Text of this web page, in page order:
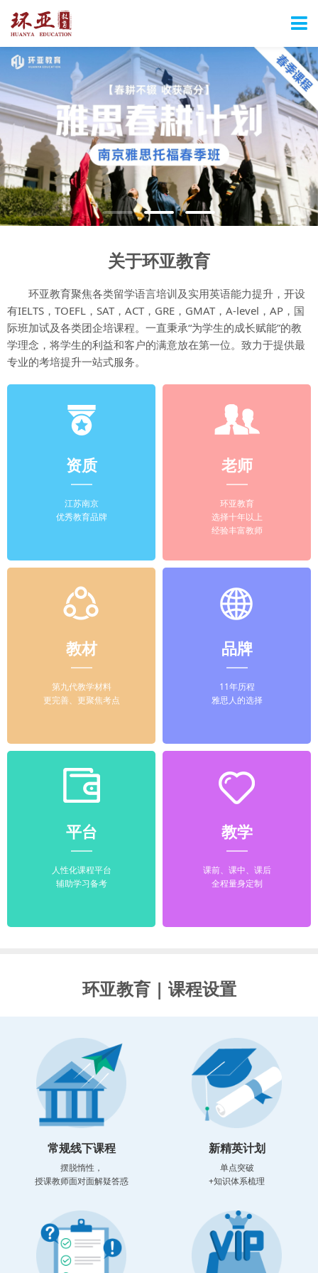
关于环亚教育
环亚教育聚焦各类留学语言培训及实用英语能力提升，开设
有IELTS，TOEFL，SAT，ACT，GRE，GMAT，A-level，AP，国
际班加试及各类团企培课程。一直秉承“为学生的成长赋能”的教
学理念，将学生的利益和客户的满意放在第一位。致力于提供最
专业的考培提升一站式服务。
资质
江苏南京
优秀教育品牌
老师
环亚教育
选择十年以上
经验丰富教师
教材
第九代教学材料
更完善、更聚焦考点
品牌
11年历程
雅思人的选择
平台
人性化课程平台
辅助学习备考
教学
课前、课中、课后
全程量身定制
环亚教育 | 课程设置
常规线下课程
摆脱惰性，
授课教师面对面解疑答惑
新精英计划
单点突破
+知识体系梳理